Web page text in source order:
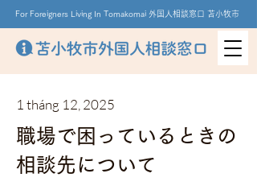
For Foreigners Living In Tomakomai 外国人相談窓口 苫小牧市
1 tháng 12, 2025
職場で困っているときの
相談先について